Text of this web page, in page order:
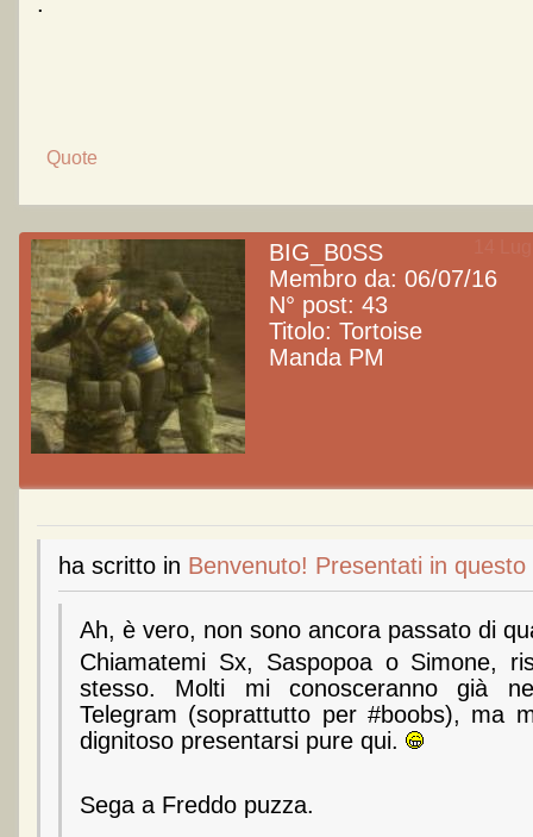
Quote
BIG_B0SS
Membro da: 06/07/16
N° post: 43
Titolo: Tortoise
Manda PM
ha scritto in Benvenuto! Presentati in questo
Ah, è vero, non sono ancora passato di
Chiamatemi Sx, Saspopoa o Simone,
stesso. Molti mi conosceranno già
Telegram (soprattutto per #boobs), ma
dignitoso presentarsi pure qui.
Sega a Freddo puzza.